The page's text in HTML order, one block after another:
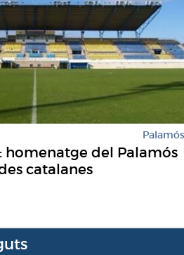
Palamós
del Palamós
catalanes